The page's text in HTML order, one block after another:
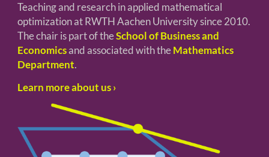
Teaching and research in applied mathematical
optimization at RWTH Aachen University since 2010.
The chair is part of theSchool of Business and
Economicsand associated with theMathematics
Department.
Learn more about us ›